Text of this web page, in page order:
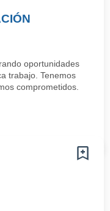
oportunidades
trabajo. Tenemos
comprometidos.